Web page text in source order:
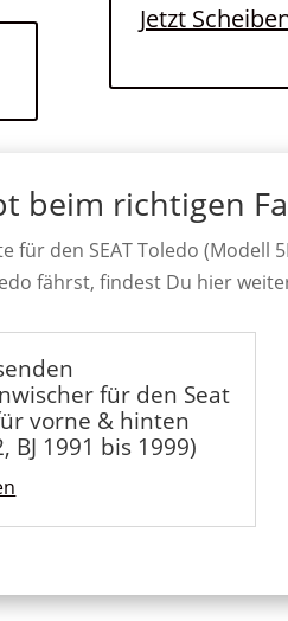
Jetzt
beim richtigen
für den SEAT Toledo (Modell
fährst, findest Du hier
für den Seat
vorne & hinten
BJ 1991 bis 1999)